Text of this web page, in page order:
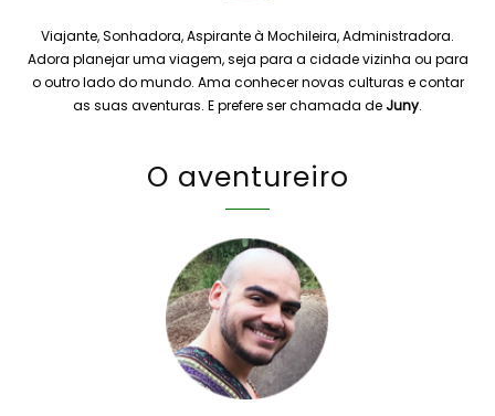
Viajante, Sonhadora, Aspirante à Mochileira, Administradora.
Adora planejar uma viagem, seja para a cidade vizinha ou para
o outro lado do mundo. Ama conhecer novas culturas e contar
as suas aventuras. E prefere ser chamada de Juny.
O aventureiro